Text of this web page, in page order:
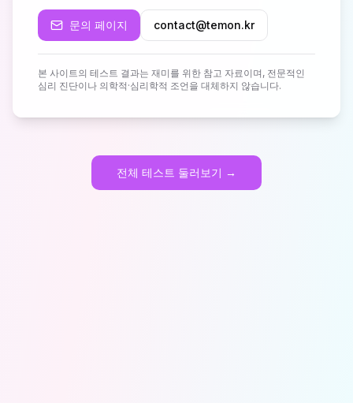
문의 페이지 contact@temon.kr
본 사이트의 테스트 결과는 재미를 위한 참고 자료이며, 전문적인
심리 진단이나 의학적·심리학적 조언을 대체하지 않습니다.
전체 테스트 둘러보기 →